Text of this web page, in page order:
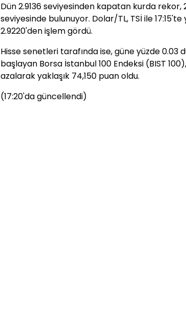
Dün 2.9136 seviyesinden kapatan kurda rekor,
seviyesinde bulunuyor. Dolar/TL, TSİ ile
2.9220'den işlem gördü.
Hisse senetleri tarafında ise, güne yüzde 0.03
başlayan Borsa İstanbul 100 Endeksi (BIST
azalarak yaklaşık 74,150 puan oldu.
(17:20'da güncellendi)